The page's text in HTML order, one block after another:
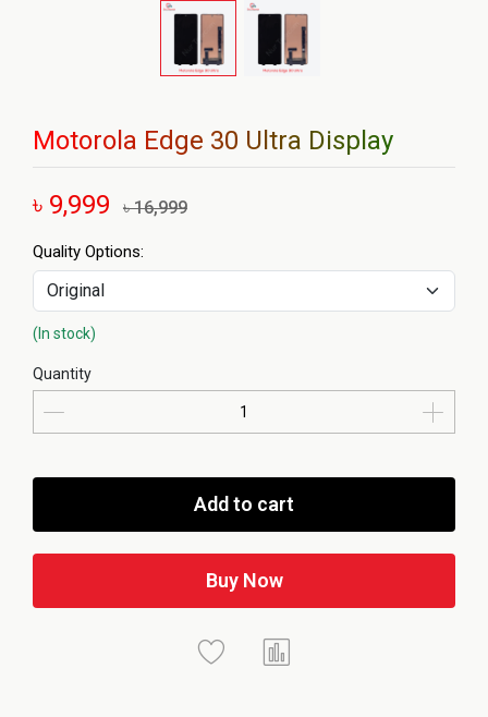
Motorola Edge 30 Ultra Display
৳ 9,999 ৳ 16,999
Quality Options:
(In stock)
Quantity
Add to cart
Buy Now